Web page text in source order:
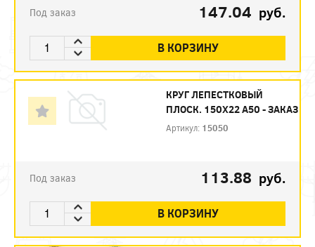
Под заказ 147.04 руб.
В КОРЗИНУ
КРУГ ЛЕПЕСТКОВЫЙ
ПЛОСК. 150Х22 А50 - ЗАКАЗ
Артикул: 15050
Под заказ 113.88 руб.
В КОРЗИНУ